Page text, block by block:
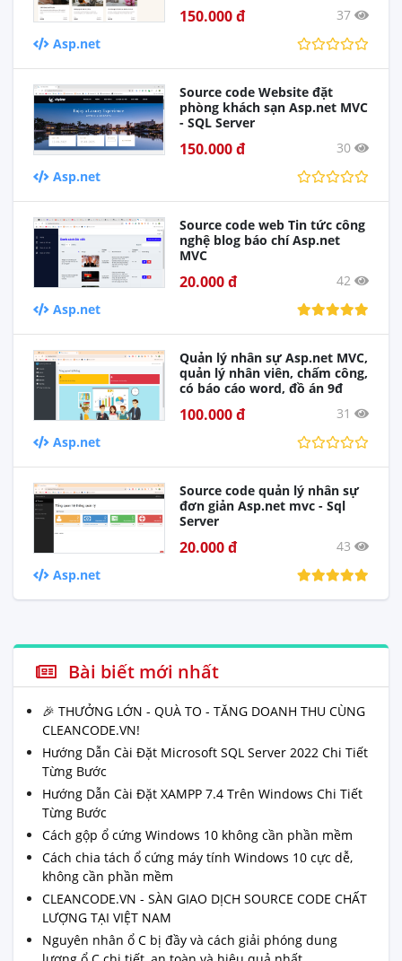
150.000 đ
37
Asp.net
Source code Website đặt
phòng khách sạn Asp.net MVC
- SQL Server
150.000 đ
30
Asp.net
Source code web Tin tức công
nghệ blog báo chí Asp.net
MVC
20.000 đ
42
Asp.net
Quản lý nhân sự Asp.net MVC,
quản lý nhân viên, chấm công,
có báo cáo word, đồ án 9đ
100.000 đ
31
Asp.net
Source code quản lý nhân sự
đơn giản Asp.net mvc - Sql
Server
20.000 đ
43
Asp.net
Bài biết mới nhất
🎉 THƯỞNG LỚN - QUÀ TO - TĂNG DOANH THU CÙNG
CLEANCODE.VN!
Hướng Dẫn Cài Đặt Microsoft SQL Server 2022 Chi Tiết
Từng Bước
Hướng Dẫn Cài Đặt XAMPP 7.4 Trên Windows Chi Tiết
Từng Bước
Cách gộp ổ cứng Windows 10 không cần phần mềm
Cách chia tách ổ cứng máy tính Windows 10 cực dễ,
không cần phần mềm
CLEANCODE.VN - SÀN GIAO DỊCH SOURCE CODE CHẤT
LƯỢNG TẠI VIỆT NAM
Nguyên nhân ổ C bị đầy và cách giải phóng dung